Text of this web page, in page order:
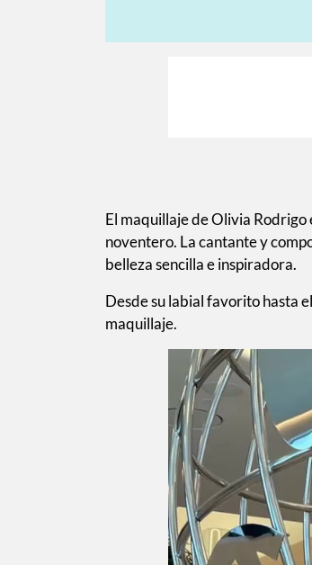
El maquillaje de Olivia Rodrigo
noventero. La cantante y
belleza sencilla e inspiradora.
Desde su labial favorito hasta
maquillaje.